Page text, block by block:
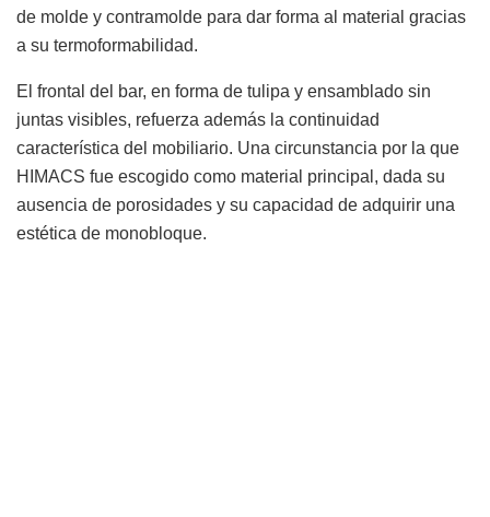
de molde y contramolde para dar forma al material gracias
a su termoformabilidad.
El frontal del bar, en forma de tulipa y ensamblado sin
juntas visibles, refuerza además la continuidad
característica del mobiliario. Una circunstancia por la que
HIMACS fue escogido como material principal, dada su
ausencia de porosidades y su capacidad de adquirir una
estética de monobloque.